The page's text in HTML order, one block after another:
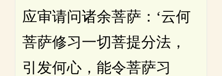
应审请问诸余菩萨：‘云何
菩萨修习一切菩提分法，
引发何心，能令菩萨习